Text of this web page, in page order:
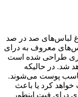
لباس‌های صد در صد
معروف به درای
طراحی شده است
شد. در حالیکه
پوست می‌شوند.
کرد یا باعث
درای فیت اینطور